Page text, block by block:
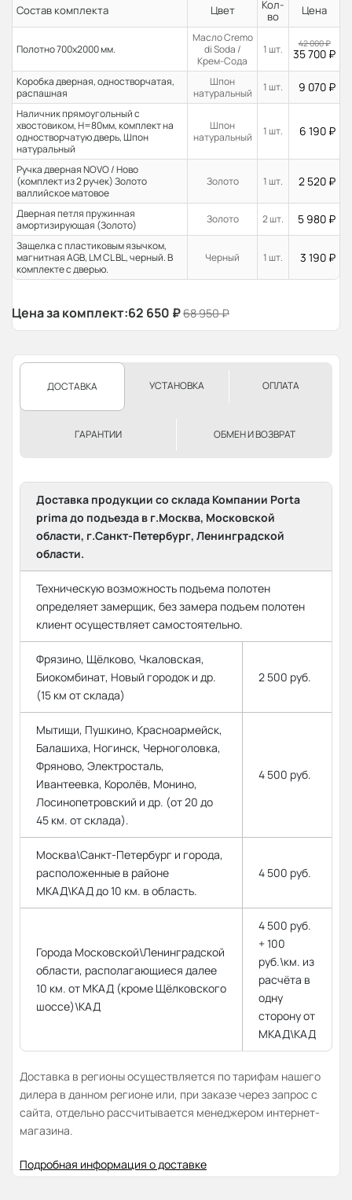
Состав комплекта Цвет
Кол-
во
Цена
Полотно 700x2000 мм.
Масло Cremo
di Soda /
Крем-Сода
1 шт. 42 000₽
35 700 ₽
Коробка дверная, одностворчатая,
распашная
Шпон
натуральный
1 шт. 9 070 ₽
Наличник прямоугольный с
хвостовиком, H=80мм, комплект на
одностворчатую дверь, Шпон
натуральный
Шпон
натуральный
1 шт. 6 190 ₽
Ручка дверная NOVO / Ново
(комплект из 2 ручек) Золото
валлийское матовое
Золото 1 шт. 2 520 ₽
Дверная петля пружинная
амортизирующая (Золото)
Золото 2 шт. 5 980 ₽
Защелка с пластиковым язычком,
магнитная AGB, LM CL BL, черный. В
комплекте с дверью.
Черный 1 шт. 3 190 ₽
Цена за комплект:62 650 ₽68 950₽
ДОСТАВКА УСТАНОВКА ОПЛАТА
ГАРАНТИИ ОБМЕН И ВОЗВРАТ
Доставка продукции со склада Компании Porta
prima до подъезда в г.Москва, Московской
области, г.Санкт-Петербург, Ленинградской
области.
Техническую возможность подъема полотен
определяет замерщик, без замера подъем полотен
клиент осуществляет самостоятельно.
Фрязино, Щёлково, Чкаловская,
Биокомбинат, Новый городок и др.
(15 км от склада)
2 500 руб.
Мытищи, Пушкино, Красноармейск,
Балашиха, Ногинск, Черноголовка,
Фряново, Электросталь,
Ивантеевка, Королёв, Монино,
Лосинопетровский и др. (от 20 до
45 км. от склада).
4 500 руб.
Москва\Санкт-Петербург и города,
расположенные в районе
МКАД\КАД до 10 км. в область.
4 500 руб.
Города Московской\Ленинградской
области, располагающиеся далее
10 км. от МКАД (кроме Щёлковского
шоссе)\КАД
4 500 руб.
+ 100
руб.\км. из
расчёта в
одну
сторону от
МКАД\КАД
Доставка в регионы осуществляется по тарифам нашего
дилера в данном регионе или, при заказе через запрос с
сайта, отдельно рассчитывается менеджером интернет-
магазина.
Подробная информация о доставке